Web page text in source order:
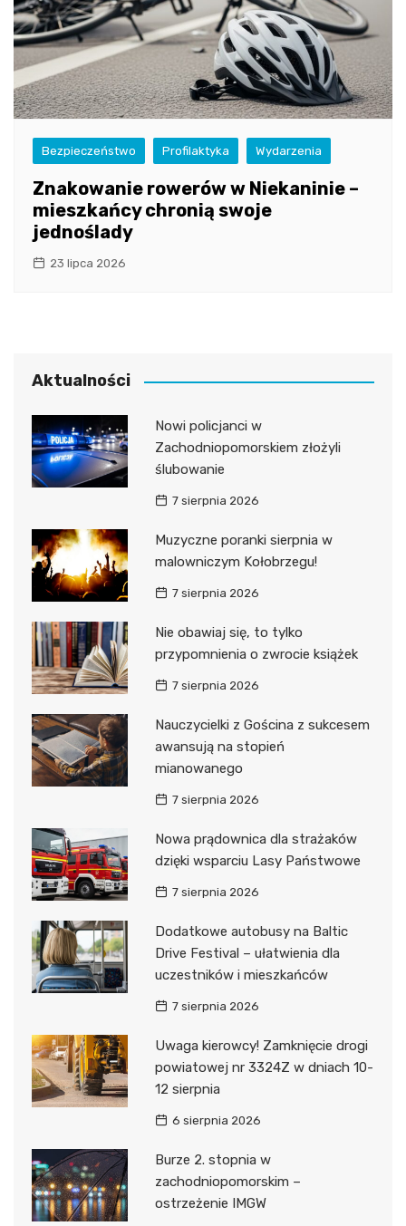
Bezpieczeństwo Profilaktyka Wydarzenia
Znakowanie rowerów w Niekaninie –
mieszkańcy chronią swoje
jednoślady
23 lipca 2026
Aktualności
Nowi policjanci w
Zachodniopomorskiem złożyli
ślubowanie
7 sierpnia 2026
Muzyczne poranki sierpnia w
malowniczym Kołobrzegu!
7 sierpnia 2026
Nie obawiaj się, to tylko
przypomnienia o zwrocie książek
7 sierpnia 2026
Nauczycielki z Gościna z sukcesem
awansują na stopień
mianowanego
7 sierpnia 2026
Nowa prądownica dla strażaków
dzięki wsparciu Lasy Państwowe
7 sierpnia 2026
Dodatkowe autobusy na Baltic
Drive Festival – ułatwienia dla
uczestników i mieszkańców
7 sierpnia 2026
Uwaga kierowcy! Zamknięcie drogi
powiatowej nr 3324Z w dniach 10-
12 sierpnia
6 sierpnia 2026
Burze 2. stopnia w
zachodniopomorskim –
ostrzeżenie IMGW